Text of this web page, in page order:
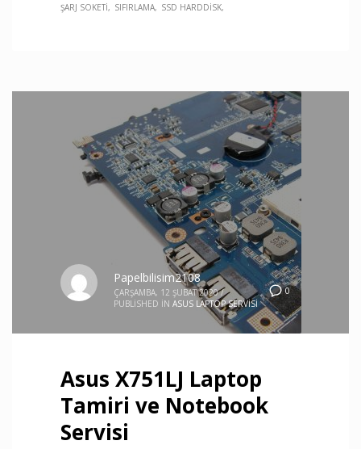
ŞARJ SOKETI
SIFIRLAMA SSD HARDDISK
0
Papelbilisim2108
ÇARŞAMBA, 12 ŞUBAT 2020 /
PUBLISHED IN ASUS LAPTOP SERVISI
Asus X751LJ Laptop
Tamiri ve Notebook
Servisi